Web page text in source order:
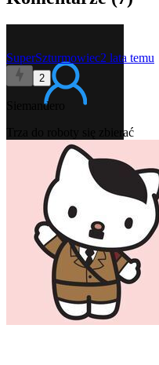
SuperSzturmowiec2 lata temu
2
Siemandero
Trza do roboty się zbierać